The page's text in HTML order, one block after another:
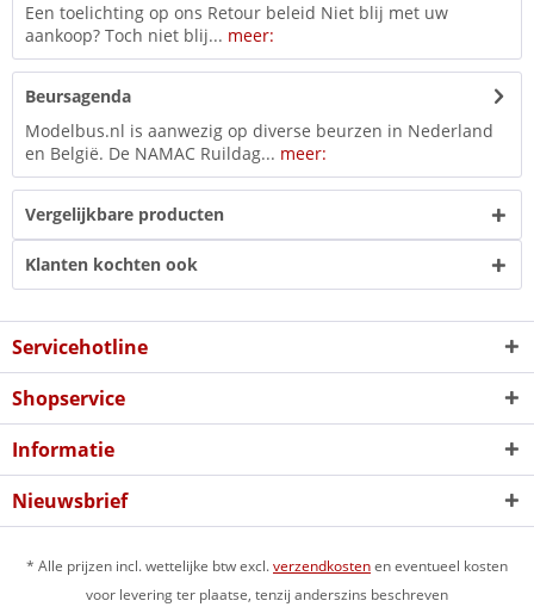
Een toelichting op ons Retour beleid Niet blij met uw
aankoop? Toch niet blij... meer:
Beursagenda
Modelbus.nl is aanwezig op diverse beurzen in Nederland
en België. De NAMAC Ruildag... meer:
Vergelijkbare producten
Klanten kochten ook
Servicehotline
Shopservice
Informatie
Nieuwsbrief
* Alle prijzen incl. wettelijke btw excl.verzendkostenen eventueel kosten
voor levering ter plaatse, tenzij anderszins beschreven